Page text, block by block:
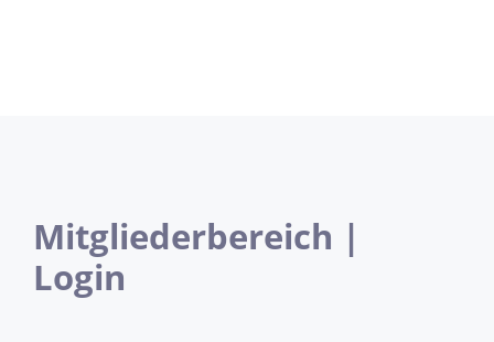
Mitgliederbereich |
Login